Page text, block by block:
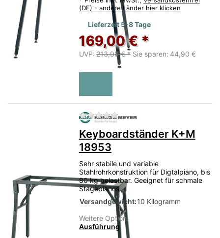
(DE) - andere Länder hier klicken
Lieferzeit 5-8 Tage
169,00 € *
UVP: 213,90 € * Sie sparen: 44,90 €
Zu diesem Produkt liegen
Keyboardständer K+M
18953
Sehr stabile und variable
Stahlrohrkonstruktion für Digtalpiano, bis
80 kg belastbar. Geeignet für schmale
Stagepianos.
Versandgewicht:10 Kilogramm
Weitere Option:
Ausführung